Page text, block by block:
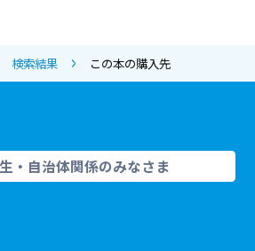
検索結果 この本の購入先
・自治体関係のみなさま